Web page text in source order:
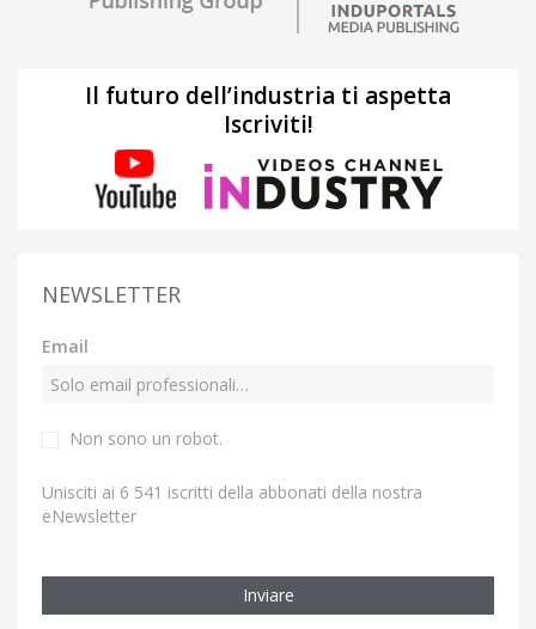
Il futuro dell’industria ti aspetta
Iscriviti!
NEWSLETTER
Email
Non sono un robot.
Unisciti ai 6 541 iscritti della abbonati della nostra
eNewsletter
Inviare